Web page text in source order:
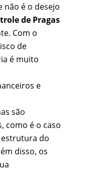
não é o desejo
de Pragas
Com o
de
é muito
e
são
como é o caso
do
disso, os